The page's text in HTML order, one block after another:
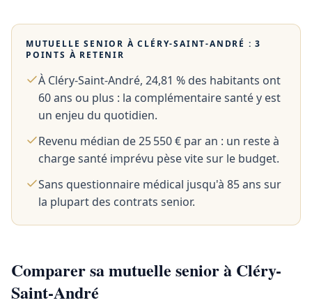
MUTUELLE SENIOR ÀCLÉRY-SAINT-ANDRÉ : 3
POINTS À RETENIR
À Cléry-Saint-André, 24,81 % des habitants ont
60 ans ou plus : la complémentaire santé y est
un enjeu du quotidien.
Revenu médian de 25 550 € par an : un reste à
charge santé imprévu pèse vite sur le budget.
Sans questionnaire médical jusqu'à 85 ans sur
la plupart des contrats senior.
Comparer sa mutuelle senior à Cléry-
Saint-André